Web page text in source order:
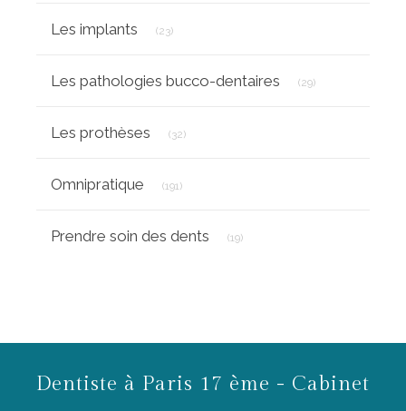
Les implants (23)
Les pathologies bucco-dentaires (29)
Les prothèses (32)
Omnipratique (191)
Prendre soin des dents (19)
Dentiste à Paris 17 ème - Cabinet